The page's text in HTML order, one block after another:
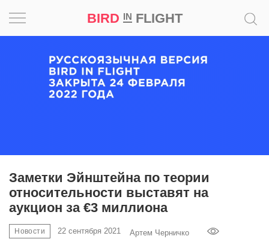
BIRD INFLIGHT
Заметки Эйнштейна по теории
относительности выставят на
аукцион за €3 миллиона
Новости 22 сентября 2021 Артем Черничко